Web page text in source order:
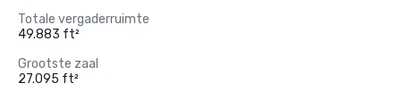
Totale vergaderruimte
49.883 ft²
Grootste zaal
27.095 ft²